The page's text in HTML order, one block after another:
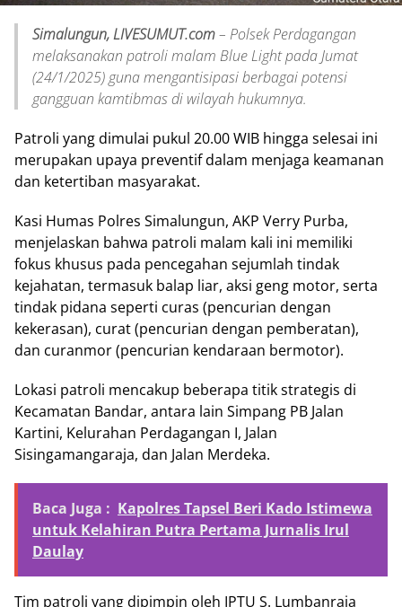
Simalungun, LIVESUMUT.com– Polsek Perdagangan
melaksanakan patroli malam Blue Light pada Jumat
(24/1/2025) guna mengantisipasi berbagai potensi
gangguan kamtibmas di wilayah hukumnya.
Patroli yang dimulai pukul 20.00 WIB hingga selesai ini
merupakan upaya preventif dalam menjaga keamanan
dan ketertiban masyarakat.
Kasi Humas Polres Simalungun, AKP Verry Purba,
menjelaskan bahwa patroli malam kali ini memiliki
fokus khusus pada pencegahan sejumlah tindak
kejahatan, termasuk balap liar, aksi geng motor, serta
tindak pidana seperti curas (pencurian dengan
kekerasan), curat (pencurian dengan pemberatan),
dan curanmor (pencurian kendaraan bermotor).
Lokasi patroli mencakup beberapa titik strategis di
Kecamatan Bandar, antara lain Simpang PB Jalan
Kartini, Kelurahan Perdagangan I, Jalan
Sisingamangaraja, dan Jalan Merdeka.
Baca Juga : Kapolres Tapsel Beri Kado Istimewa
untuk Kelahiran Putra Pertama Jurnalis Irul
Daulay
Tim patroli yang dipimpin oleh IPTU S. Lumbanraja